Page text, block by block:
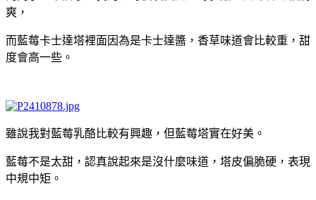
爽，
而藍莓卡士達塔裡面因為是卡士達醬，香草味道會比較重，甜
度會高一些。
雖說我對藍莓乳酪比較有興趣，但藍莓塔實在好美。
藍莓不是太甜，認真說起來是沒什麼味道，塔皮偏脆硬，表現
中規中矩。